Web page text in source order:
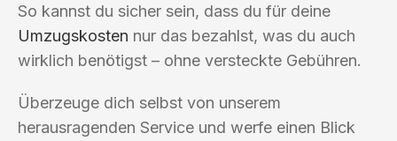
So kannst du sicher sein, dass du für deine
Umzugskosten nur das bezahlst, was du auch
wirklich benötigst – ohne versteckte Gebühren.
Überzeuge dich selbst von unserem
herausragenden Service und werfe einen Blick